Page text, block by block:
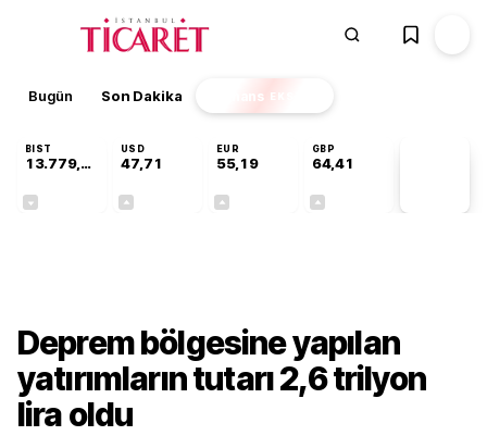
Bugün Son Dakika Finans EKSTRA
BIST
13.779,39
USD
47,71
EUR
55,19
GBP
64,41
Deprem bölgesine yapılan
yatırımların tutarı 2,6 trilyon
lira oldu